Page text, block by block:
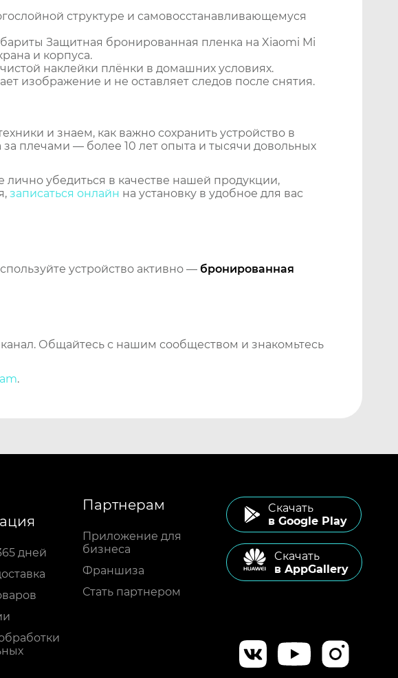
структуре и самовосстанавливающемуся
Защитная бронированная пленка на Xiaomi Mi
и корпуса.
наклейки плёнки в домашних условиях.
изображение и не оставляет следов после снятия.
и знаем, как важно сохранить устройство в
плечами — более 10 лет опыта и тысячи довольных
убедиться в качестве нашей продукции,
записаться онлайн на установку в удобное для вас
устройство активно — бронированная
канал. Общайтесь с нашим сообществом и знакомьтесь
.
дней
Партнерам
Приложение для
бизнеса
Франшиза
Стать партнером
Cкачать
в Google Play
Cкачать
в AppGallery